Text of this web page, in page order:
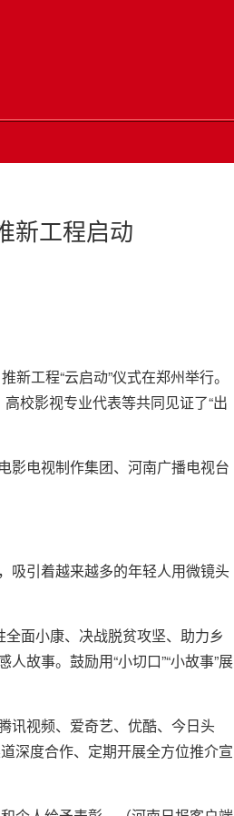
新工程启动
工程“云启动”仪式在郑州举行。
校影视专业代表等共同见证了“出
影电视制作集团、河南广播电视台
吸引着越来越多的年轻人用微镜头
面小康、决战脱贫攻坚、助力乡
故事。鼓励用“小切口”“小故事”展
讯视频、爱奇艺、优酷、今日头
深度合作、定期开展全方位推介宣